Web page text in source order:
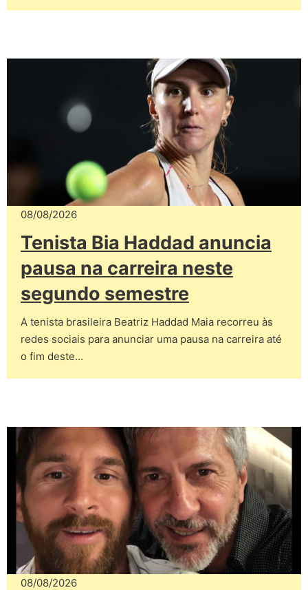
08/08/2026
Tenista Bia Haddad anuncia
pausa na carreira neste
segundo semestre
A tenista brasileira Beatriz Haddad Maia recorreu às
redes sociais para anunciar uma pausa na carreira até
o fim deste…
08/08/2026